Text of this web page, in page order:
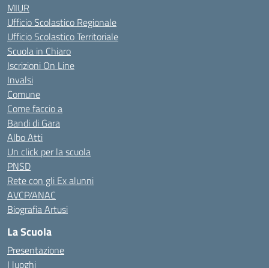
MIUR
Ufficio Scolastico Regionale
Ufficio Scolastico Territoriale
Scuola in Chiaro
Iscrizioni On Line
Invalsi
Comune
Come faccio a
Bandi di Gara
Albo Atti
Un click per la scuola
PNSD
Rete con gli Ex alunni
AVCP/ANAC
Biografia Artusi
La Scuola
Presentazione
I luoghi